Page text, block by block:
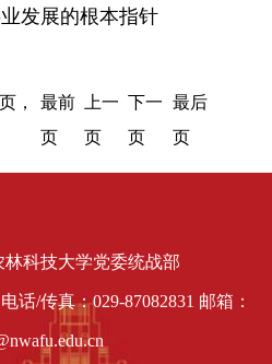
发展的根本指针
， 最前
页
上一
页
下一
页
最后
页
林科技大学党委统战部
话/传真：029-87082831 邮箱：